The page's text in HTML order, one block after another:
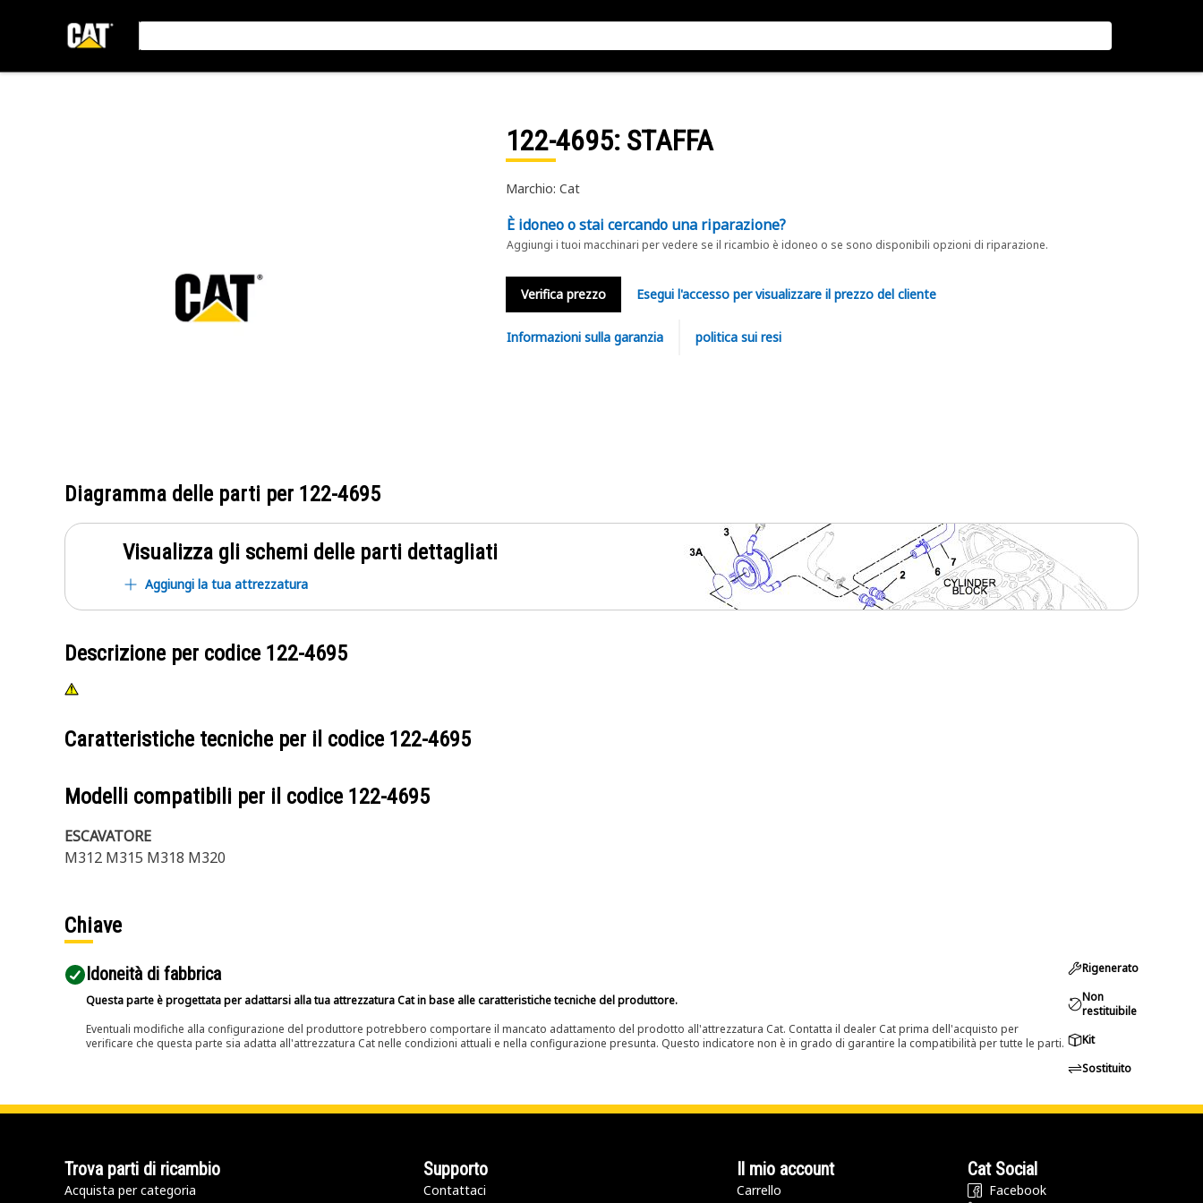
122-4695: STAFFA
Marchio: Cat
È idoneo o stai cercando una riparazione?
Aggiungi i tuoi macchinari per vedere se il ricambio è idoneo o se sono disponibili opzioni di riparazione.
Verifica prezzo Esegui l'accesso per visualizzare il prezzo del cliente
Informazioni sulla garanzia politica sui resi
Diagramma delle parti per 122-4695
Visualizza gli schemi delle parti dettagliati
Aggiungi la tua attrezzatura
Descrizione per codice 122-4695
Caratteristiche tecniche per il codice 122-4695
Modelli compatibili per il codice 122-4695
ESCAVATORE
M312 M315 M318 M320
Chiave
Idoneità di fabbrica
Questa parte è progettata per adattarsi alla tua attrezzatura Cat in base alle caratteristiche tecniche del produttore.
Eventuali modifiche alla configurazione del produttore potrebbero comportare il mancato adattamento del prodotto all'attrezzatura Cat. Contatta il dealer Cat prima dell'acquisto per
verificare che questa parte sia adatta all'attrezzatura Cat nelle condizioni attuali e nella configurazione presunta. Questo indicatore non è in grado di garantire la compatibilità per tutte le parti.
Rigenerato
Non
restituibile
Kit
Sostituito
Trova parti di ricambio
Acquista per categoria
Supporto
Contattaci
Il mio account
Carrello
Cat Social
Facebook